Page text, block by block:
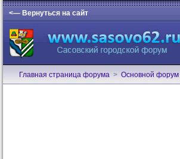
<— Вернуться на сайт
Главная страница форума > Основной форум